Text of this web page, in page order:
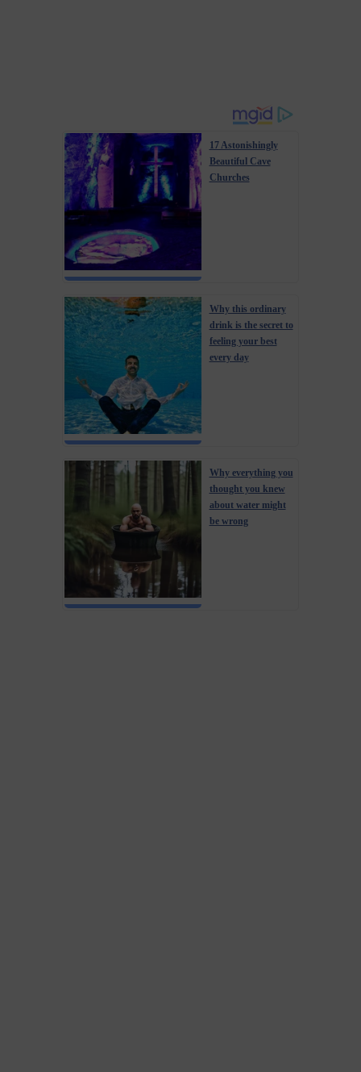
17 Astonishingly
Beautiful Cave
Churches
Why this ordinary
drink is the secret to
feeling your best
every day
Why everything you
thought you knew
about water might
be wrong